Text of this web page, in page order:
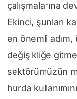
çalışmalarına
Ekinci, şunları
en önemli
değişikliğe
sektörümüzün
hurda